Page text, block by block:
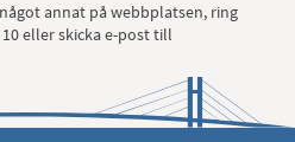
annat på webbplatsen, ring
eller skicka e-post till